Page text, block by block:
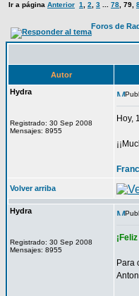
Ir a página Anterior 1 2 3 78 79
Foros de
Autor
Hydra
Registrado: 30 Sep 2008
Mensajes: 8955
Hoy,
Volver arriba
Hydra
Registrado: 30 Sep 2008
Mensajes: 8955
Para